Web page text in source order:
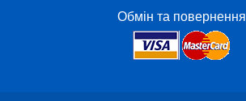
Обмін та повернення